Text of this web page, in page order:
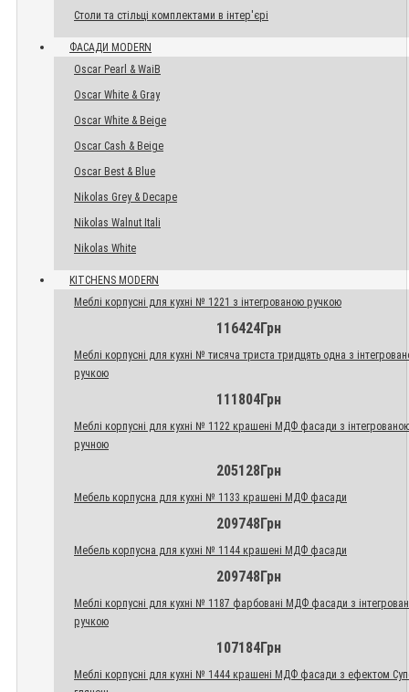
Столи та стільці комплектами в інтер'єрі
ФАСАДИ MODERN
Oscar Pearl & WaiB
Oscar White & Gray
Oscar White & Beige
Oscar Cash & Beige
Oscar Best & Blue
Nikolas Grey & Decape
Nikolas Walnut Itali
Nikolas White
KITCHENS MODERN
Меблі корпусні для кухні № 1221 з інтегрованою ручкою
116424Грн
Меблі корпусні для кухні № тисяча триста тридцять одна з
ручкою
111804Грн
Меблі корпусні для кухні № 1122 крашені МДФ фасади з
ручною
205128Грн
Мебель корпусна для кухні № 1133 крашені МДФ фасади
209748Грн
Мебель корпусна для кухні № 1144 крашені МДФ фасади
209748Грн
Меблі корпусні для кухні № 1187 фарбовані МДФ фасади з
ручкою
107184Грн
Меблі корпусні для кухні № 1444 крашені МДФ фасади з ефектом